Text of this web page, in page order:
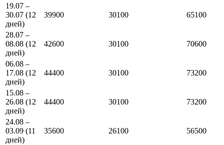
19.07 –
30.07 (12
дней)
39900 30100 65100
28.07 –
08.08 (12
дней)
42600 30100 70600
06.08 –
17.08 (12
дней)
44400 30100 73200
15.08 –
26.08 (12
дней)
44400 30100 73200
24.08 –
03.09 (11
дней)
35600 26100 56500